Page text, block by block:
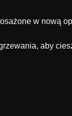
w nową
aby